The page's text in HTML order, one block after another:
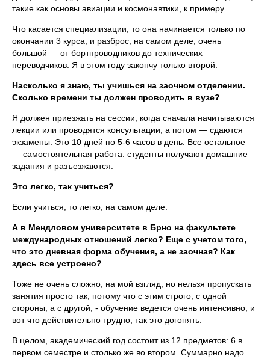
такие как основы авиации и космонавтики, к примеру.
Что касается специализации, то она начинается только по
окончании 3 курса, и разброс, на самом деле, очень
большой — от бортпроводников до технических
переводчиков. Я в этом году закончу только второй.
Насколько я знаю, ты учишься на заочном отделении.
Сколько времени ты должен проводить в вузе?
Я должен приезжать на сессии, когда сначала начитываются
лекции или проводятся консультации, а потом — сдаются
экзамены. Это 10 дней по 5-6 часов в день. Все остальное
— самостоятельная работа: студенты получают домашние
задания и разъезжаются.
Это легко, так учиться?
Если учиться, то легко, на самом деле.
А в Мендловом университете в Брно на факультете
международных отношений легко? Еще с учетом того,
что это дневная форма обучения, а не заочная? Как
здесь все устроено?
Тоже не очень сложно, на мой взгляд, но нельзя пропускать
занятия просто так, потому что с этим строго, с одной
стороны, а с другой, - обучение ведется очень интенсивно, и
вот что действительно трудно, так это догонять.
В целом, академический год состоит из 12 предметов: 6 в
первом семестре и столько же во втором. Суммарно надо